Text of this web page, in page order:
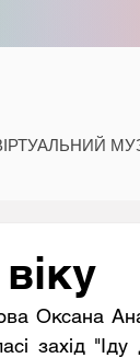
захід "Іду